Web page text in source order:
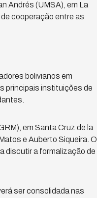
Andrés (UMSA), em La
cooperação entre as
bolivianos em
principais instituições de
em Santa Cruz de la
e Auberto Siqueira. O
discutir a formalização de
ser consolidada nas